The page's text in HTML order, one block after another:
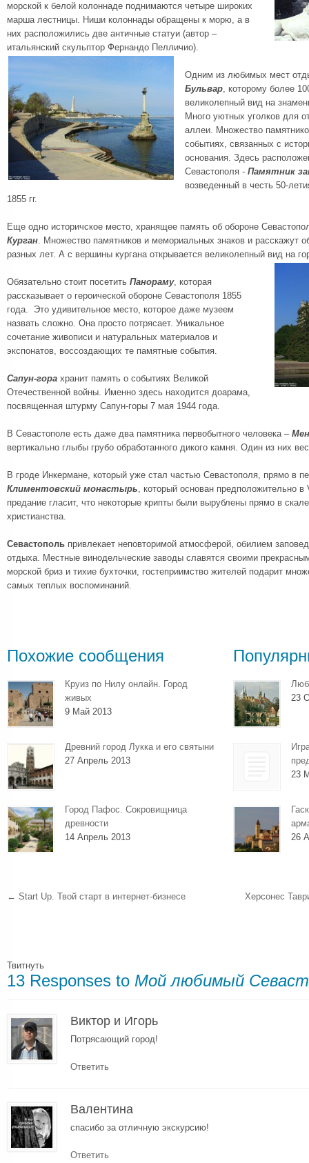
морской к белой колоннаде поднимаются четыре широких
марша лестницы. Ниши колоннады обращены к морю, а в
них расположились две античные статуи (автор –
итальянский скульптор Фернандо Пелличио).
Одним из любимых мест
Бульвар, которому более
великолепный вид на
Много уютных уголков для
аллеи. Множество
событиях, связанных с
основания. Здесь
Севастополя - Памятник
возведенный в честь 50-
1855 гг.
Еще одно историчское место, хранящее память об обороне
Курган. Множество памятников и мемориальных знаков и расскажут
разных лет. А с вершины кургана открывается великолепный вид на
Обязательно стоит посетить Панораму, которая
рассказывает о героической обороне Севастополя 1855
года. Это удивительное место, которое даже музеем
назвать сложно. Она просто потрясает. Уникальное
сочетание живописи и натуральных материалов и
экспонатов, воссоздающих те памятные события.
Сапун-гора хранит память о событиях Великой
Отечественной войны. Именно здесь находится доарама,
посвященная штурму Сапун-горы 7 мая 1944 года.
В Севастополе есть даже два памятника первобытного человека –
вертикально глыбы грубо обработанного дикого камня. Один из них
В гроде Инкермане, который уже стал частью Севастополя, прямо в
Климентовский монастырь, который основан предположительно
предание гласит, что некоторые крипты были вырублены прямо в
христианства.
Севастополь привлекает неповторимой атмосферой, обилием
отдыха. Местные винодельческие заводы славятся своими
морской бриз и тихие бухточки, гостеприимство жителей подарит
самых теплых воспоминаний.
Похожие сообщения
Круиз по Нилу онлайн. Город
живых
9 Май 2013
Древний город Лукка и его святыни
27 Апрель 2013
Город Пафос. Сокровищница
древности
14 Апрель 2013
23
23
26
← Start Up. Твой старт в интернет-бизнесе Херсонес
Твитнуть
13 Responses to Мой любимый
Виктор и Игорь
Потрясающий город!
Ответить
Валентина
спасибо за отличную экскурсию!
Ответить